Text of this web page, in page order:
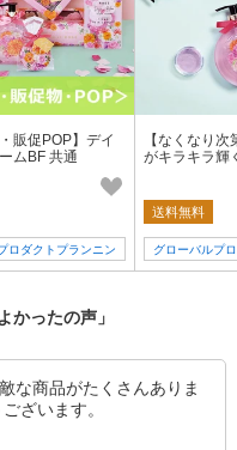
販促POP】デイ
ムBF 共通
ロダクトプランニン
グ
【なくなり
がキラキラ輝
送料無料
グローバルプ
かったの声」
な商品がたくさんありま
ざいます。